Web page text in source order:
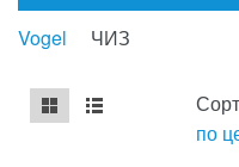
Vogel ЧИЗ
mse2_chunk_defaultпо